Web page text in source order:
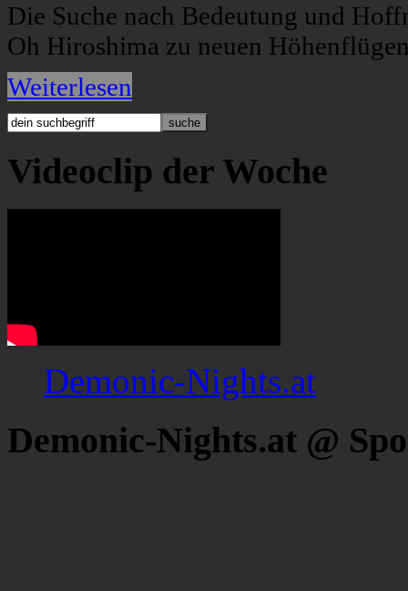
Die Suche nach Bedeutung und
Oh Hiroshima zu neuen
Weiterlesen
Videoclip der Woche
Demonic-Nights.at
Demonic-Nights.at @